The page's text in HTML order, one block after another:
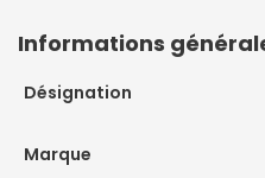
Informations
Désignation
Marque